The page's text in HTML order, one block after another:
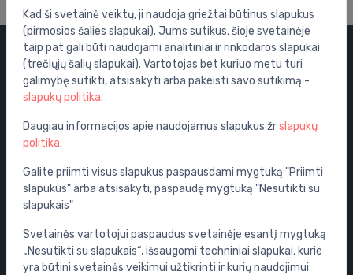
Kategorijos
Išpardavimas
Vandens maišytuvai
WC puodai
Vonios
Dušo kabinos
Vonios aksesuarai
Baldai
Potinkinės sistemos
Kad ši svetainė veiktų, ji naudoja griežtai būtinus slapukus
(pirmosios šalies slapukai). Jums sutikus, šioje svetainėje
taip pat gali būti naudojami analitiniai ir rinkodaros slapukai
(trečiųjų šalių slapukai). Vartotojas bet kuriuo metu turi
galimybę sutikti, atsisakyti arba pakeisti savo sutikimą -
slapukų politika.
Daugiau informacijos apie naudojamus slapukus žrslapukų
politika.
Galite priimti visus slapukus paspausdami mygtuką "Priimti
slapukus" arba atsisakyti, paspaudę mygtuką "Nesutikti su
slapukais"
Svetainės vartotojui paspaudus svetainėje esantį mygtuką
„Nesutikti su slapukais“, išsaugomi techniniai slapukai, kurie
yra būtini svetainės veikimui užtikrinti ir kurių naudojimui